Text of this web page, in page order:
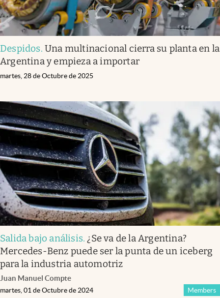
Eventos Corporativos
El Cronista Studio
Mediakit
abre en nueva pestaña
Argentina
Despidos.Una multinacional cierra su planta en la
Argentina y empieza a importar
martes, 28 de Octubre de 2025
Salida bajo análisis. ¿Se va de la Argentina?
Mercedes-Benz puede ser la punta de un iceberg
para la industria automotriz
Juan Manuel Compte
Members
martes, 01 de Octubre de 2024